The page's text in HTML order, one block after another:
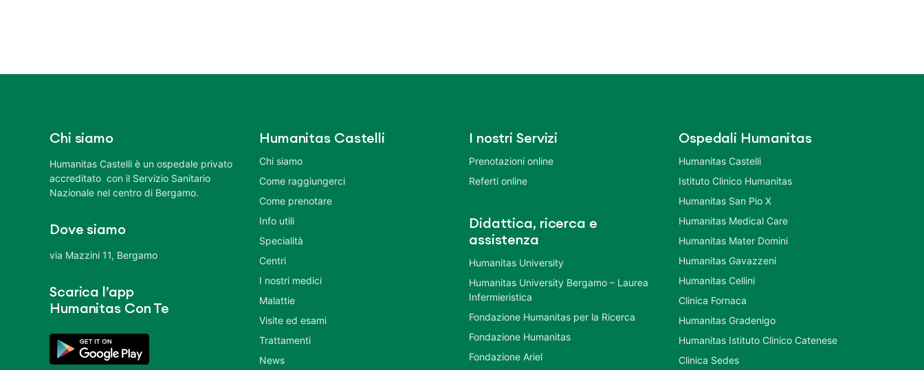
Chi siamo
Humanitas Castelli è un ospedale privato
accreditato con il Servizio Sanitario
Nazionale nel centro di Bergamo.
Dove siamo
via Mazzini 11, Bergamo
Scarica l’app
Humanitas Con Te
Humanitas Castelli
Chi siamo
Come raggiungerci
Come prenotare
Info utili
Specialità
Centri
I nostri medici
Malattie
Visite ed esami
Trattamenti
News
I nostri Servizi
Prenotazioni online
Referti online
Didattica, ricerca e
assistenza
Humanitas University
Humanitas University Bergamo – Laurea
Infermieristica
Fondazione Humanitas per la Ricerca
Fondazione Humanitas
Fondazione Ariel
Ospedali Humanitas
Humanitas Castelli
Istituto Clinico Humanitas
Humanitas San Pio X
Humanitas Medical Care
Humanitas Mater Domini
Humanitas Gavazzeni
Humanitas Cellini
Clinica Fornaca
Humanitas Gradenigo
Humanitas Istituto Clinico Catenese
Clinica Sedes